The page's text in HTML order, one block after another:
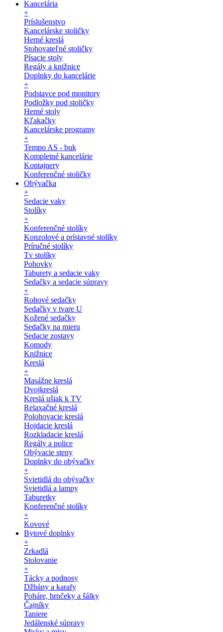
Kancelária
+
Príslušenstvo
Kancelárske stoličky
Herné kreslá
Stohovateľné stoličky
Písacie stoly
Regály a knižnice
Doplnky do kancelárie
+
Podstavce pod monitory
Podložky pod stoličky
Herné stoly
Kľakačky
Kancelárske programy
+
Tempo AS - buk
Kompletné kancelárie
Kontajnery
Konferenčné stoličky
Obývačka
+
Sedacie vaky
Stolíky
+
Konferenčné stolíky
Konzolové a prístavné stolíky
Príručné stolíky
Tv stolíky
Pohovky
Taburety a sedacie vaky
Sedačky a sedacie súpravy
+
Rohové sedačky
Sedačky v tvare U
Kožené sedačky
Sedačky na mieru
Sedacie zostavy
Komody
Knižnice
Kreslá
+
Masážne kreslá
Dvojkreslá
Kreslá ušiak k TV
Relaxačné kreslá
Polohovacie kreslá
Hojdacie kreslá
Rozkladacie kreslá
Regály a police
Obývacie steny
Doplnky do obývačky
+
Svietidlá do obývačky
Svietidlá a lampy
Taburetky
Konferenčné stolíky
+
Kovové
Bytové doplnky
+
Zrkadlá
Stolovanie
+
Tácky a podnosy
Džbány a karafy
Poháre, hrnčeky a šálky
Čajníky
Taniere
Jedálenské súpravy